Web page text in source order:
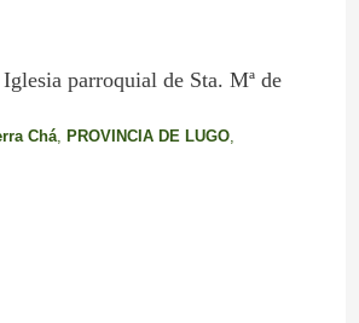
parroquial de Sta. Mª de
Chá, PROVINCIA DE LUGO,